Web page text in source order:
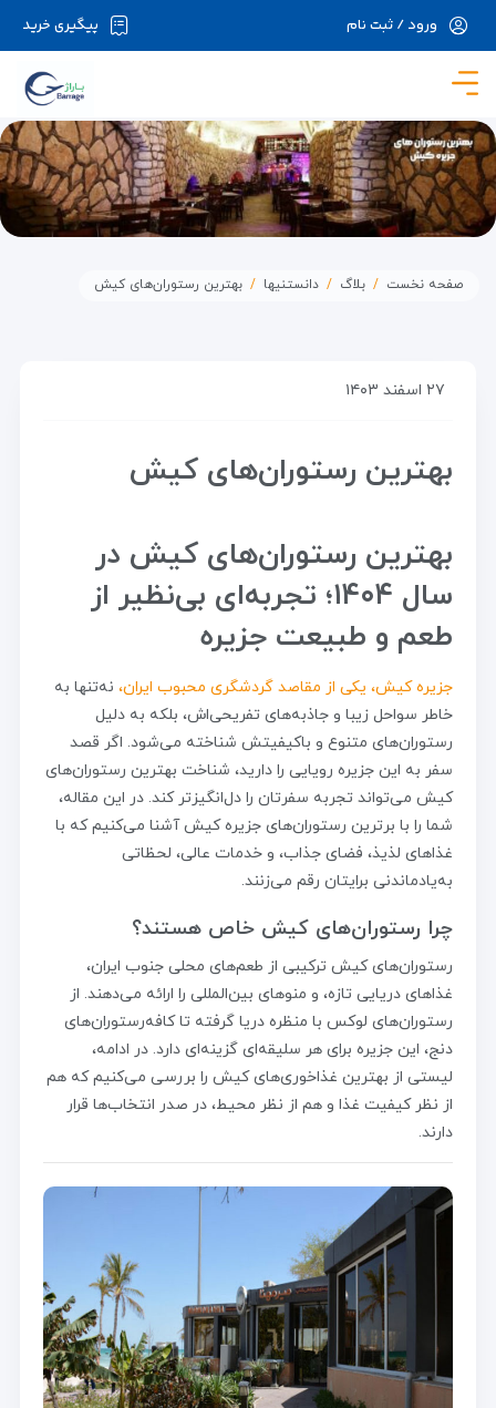
در حال حاضر ارتباط با سرور قطع می باشد لطفا
پیگیری خرید ورود / ثبت نام
صفحه نخست بلاگ دانستنیها بهترین رستوران‌های کیش
۲۷ اسفند ۱۴۰۳
بهترین رستوران‌های کیش
بهترین رستوران‌های کیش در
سال ۱۴۰۴؛ تجربه‌ای بی‌نظیر از
طعم و طبیعت جزیره
جزیره کیش، یکی از مقاصد گردشگری محبوب ایران، نه‌تنها به
خاطر سواحل زیبا و جاذبه‌های تفریحی‌اش، بلکه به دلیل
رستوران‌های متنوع و باکیفیتش شناخته می‌شود. اگر قصد
سفر به این جزیره رویایی را دارید، شناخت بهترین رستوران‌های
کیش می‌تواند تجربه سفرتان را دل‌انگیزتر کند. در این مقاله،
شما را با برترین رستوران‌های جزیره کیش آشنا می‌کنیم که با
غذاهای لذیذ، فضای جذاب، و خدمات عالی، لحظاتی
به‌یادماندنی برایتان رقم می‌زنند.
چرا رستوران‌های کیش خاص هستند؟
رستوران‌های کیش ترکیبی از طعم‌های محلی جنوب ایران،
غذاهای دریایی تازه، و منوهای بین‌المللی را ارائه می‌دهند. از
رستوران‌های لوکس با منظره دریا گرفته تا کافه‌رستوران‌های
دنج، این جزیره برای هر سلیقه‌ای گزینه‌ای دارد. در ادامه،
لیستی از بهترین غذاخوری‌های کیش را بررسی می‌کنیم که هم
از نظر کیفیت غذا و هم از نظر محیط، در صدر انتخاب‌ها قرار
دارند.